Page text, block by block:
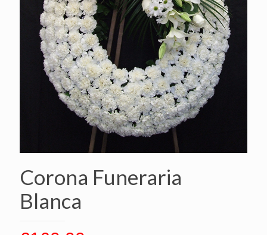
Corona Funeraria
Blanca